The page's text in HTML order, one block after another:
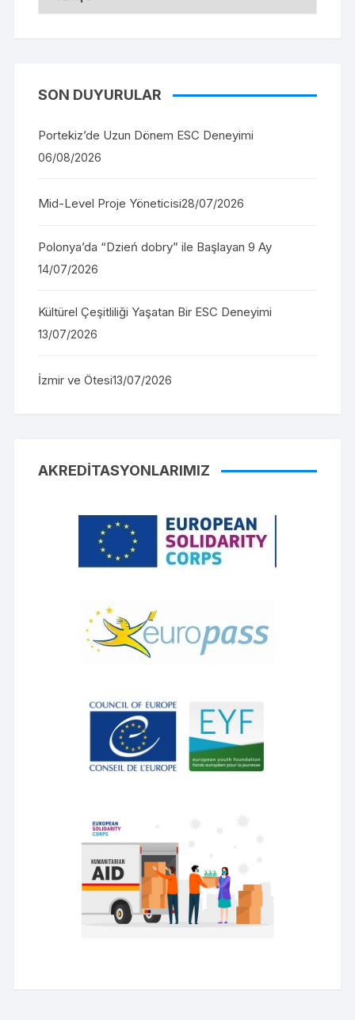
Language
SON DUYURULAR
Portekiz’de Uzun Dönem ESC Deneyimi
06/08/2026
Mid-Level Proje Yöneticisi28/07/2026
Polonya’da “Dzień dobry” ile Başlayan 9 Ay
14/07/2026
Kültürel Çeşitliliği Yaşatan Bir ESC Deneyimi
13/07/2026
İzmir ve Ötesi13/07/2026
AKREDITASYONLARIMIZ